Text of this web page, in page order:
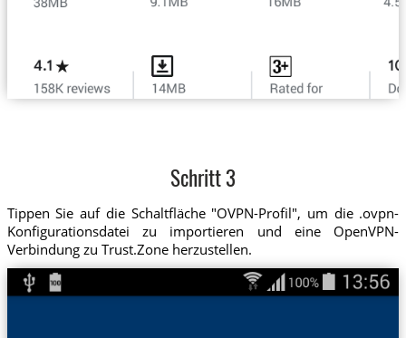
Schritt 3
Tippen Sie auf die Schaltfläche "OVPN-Profil", um die .ovpn-
Konfigurationsdatei zu importieren und eine OpenVPN-
Verbindung zu Trust.Zone herzustellen.